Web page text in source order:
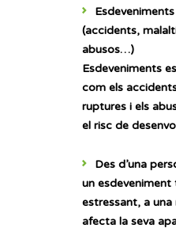
(accidents,
abusos…)
Esdeveniments
com els
ruptures i els
el risc de
Des d’una
un
estressant, a
afecta la seva